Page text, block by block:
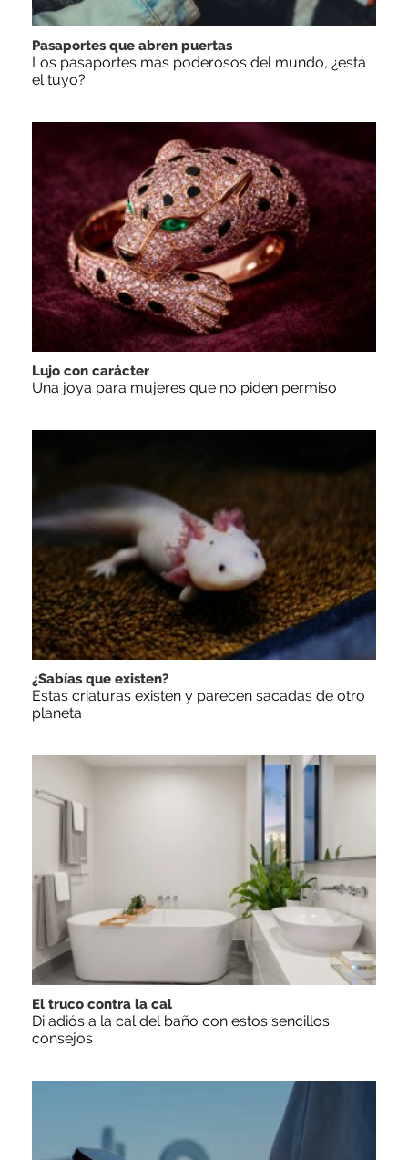
Pasaportes que abren puertas
Los pasaportes más poderosos del mundo, ¿está
el tuyo?
Lujo con carácter
Una joya para mujeres que no piden permiso
¿Sabías que existen?
Estas criaturas existen y parecen sacadas de otro
planeta
El truco contra la cal
Di adiós a la cal del baño con estos sencillos
consejos